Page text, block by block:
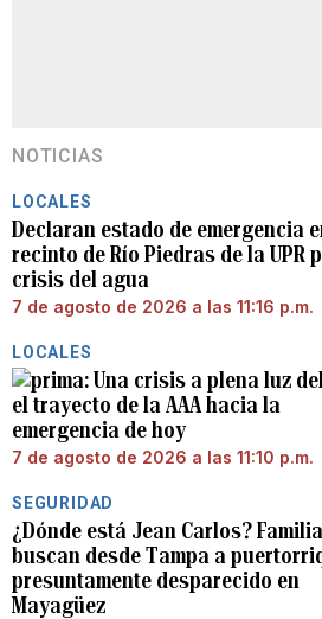
NOTICIAS
LOCALES
Declaran estado de emergencia
recinto de Río Piedras de la UPR
crisis del agua
7 de agosto de 2026 a las 11:16 p.m.
LOCALES
Una crisis a plena luz
el trayecto de la AAA hacia la
emergencia de hoy
7 de agosto de 2026 a las 11:10 p.m.
SEGURIDAD
¿Dónde está Jean Carlos?
buscan desde Tampa a
presuntamente desparecido en
Mayagüez